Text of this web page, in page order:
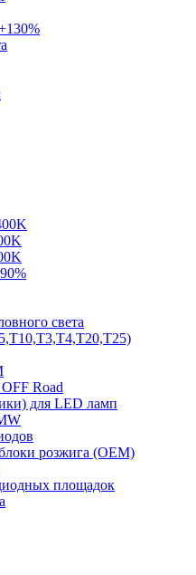
света
Road
для LED ламп
розжига (OEM)
площадок